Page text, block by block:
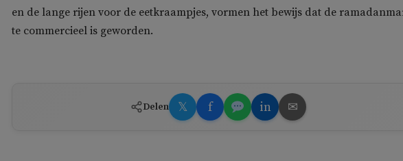
en de lange rijen voor de eetkraampjes, vormen het bewijs dat de
te commercieel is geworden.
Delen 𝕏 f in ✉